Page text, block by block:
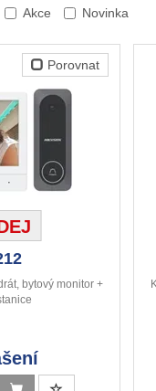
Akce Novinka
Porovnat
bytový monitor +